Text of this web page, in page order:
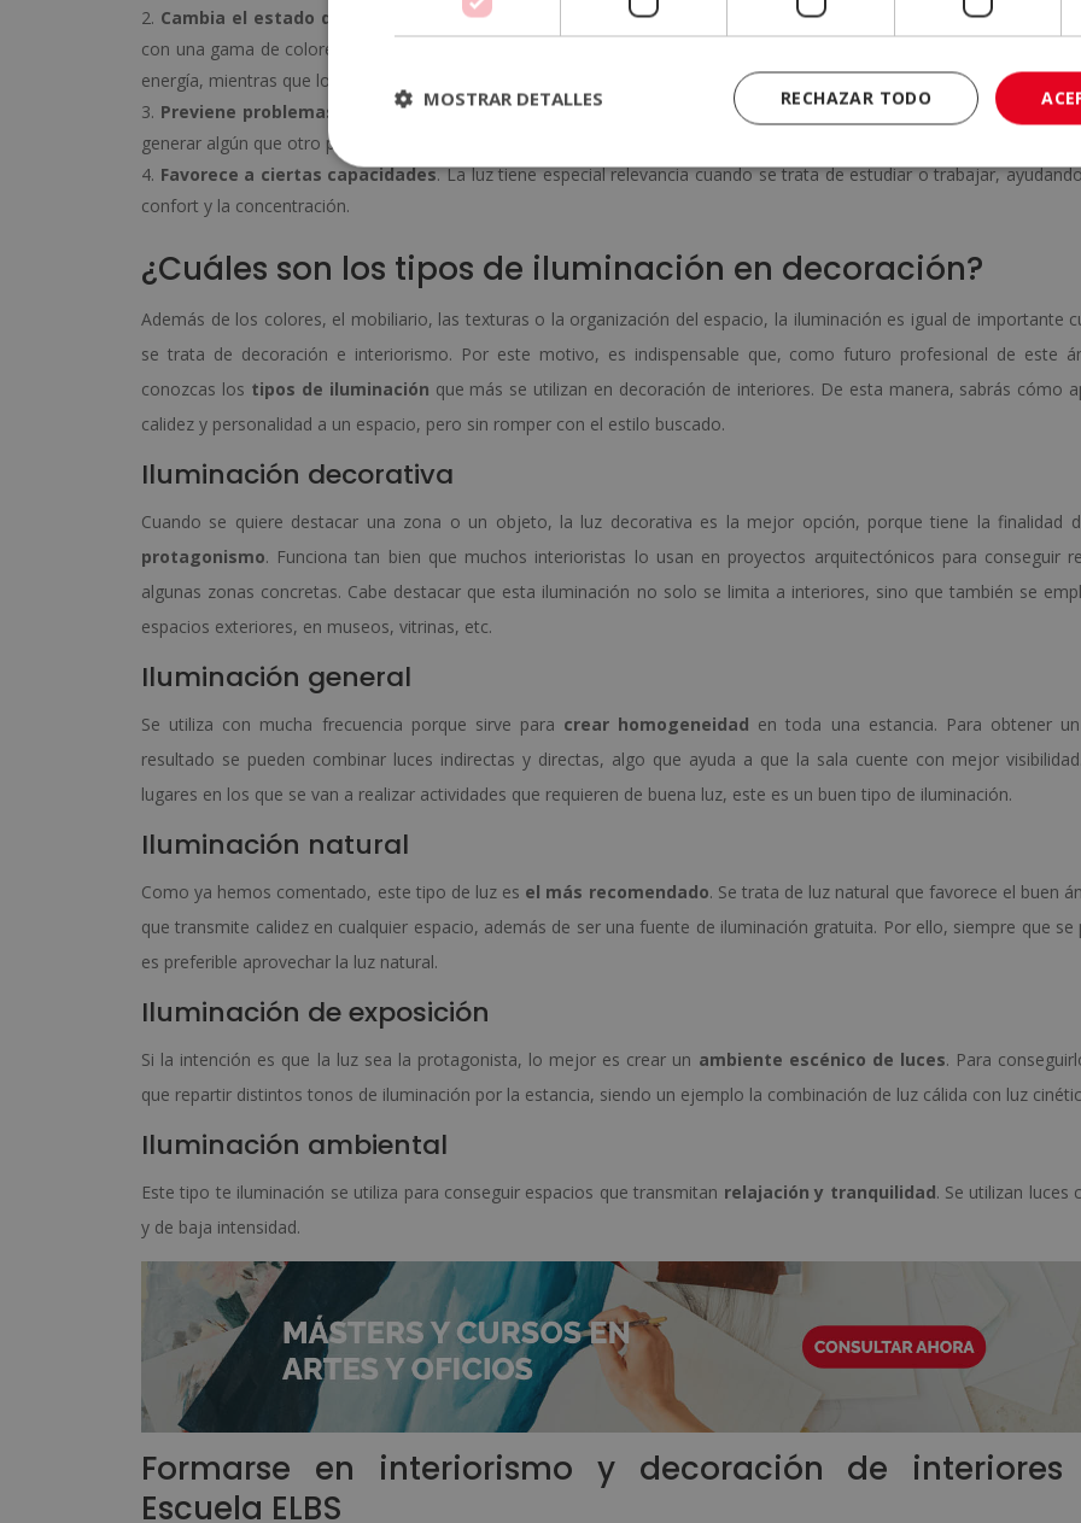
Cambia el estado de ánimo
. Al igual que algunos factores externos pueden moldear el estado de ánimo, la luz
con una gama de colores que influyen en el estado de ánimo de las personas. Los tonos más blancos e intensos
energía, mientras que los tonos amarillos favorecen la relajación y transmiten calidez.
Previene problemas ópticos. Una buena iluminación es clave para cuidar la vista, ya que forzarla continuamente
generar algún que otro problema ocular.
Favorece a ciertas capacidades. La luz tiene especial relevancia cuando se trata de estudiar o trabajar,
confort y la concentración.
¿Cuáles son los tipos de iluminación en decoración?
Además de los colores, el mobiliario, las texturas o la organización del espacio, la iluminación es igual de importante
se trata de decoración e interiorismo. Por este motivo, es indispensable que, como futuro profesional de este
conozcas los tipos de iluminación que más se utilizan en decoración de interiores. De esta manera, sabrás cómo
calidez y personalidad a un espacio, pero sin romper con el estilo buscado.
Iluminación decorativa
Cuando se quiere destacar una zona o un objeto, la luz decorativa es la mejor opción, porque tiene la finalidad
protagonismo. Funciona tan bien que muchos interioristas lo usan en proyectos arquitectónicos para conseguir
algunas zonas concretas. Cabe destacar que esta iluminación no solo se limita a interiores, sino que también se
espacios exteriores, en museos, vitrinas, etc.
Iluminación general
Se utiliza con mucha frecuencia porque sirve para crear homogeneidad en toda una estancia. Para obtener
resultado se pueden combinar luces indirectas y directas, algo que ayuda a que la sala cuente con mejor
lugares en los que se van a realizar actividades que requieren de buena luz, este es un buen tipo de iluminación.
Iluminación natural
Como ya hemos comentado, este tipo de luz es el más recomendado. Se trata de luz natural que favorece el buen
que transmite calidez en cualquier espacio, además de ser una fuente de iluminación gratuita. Por ello, siempre que se
es preferible aprovechar la luz natural.
Iluminación de exposición
Si la intención es que la luz sea la protagonista, lo mejor es crear un ambiente escénico de luces. Para
que repartir distintos tonos de iluminación por la estancia, siendo un ejemplo la combinación de luz cálida con luz
Iluminación ambiental
Este tipo te iluminación se utiliza para conseguir espacios que transmitan relajación y tranquilidad. Se utilizan luces
y de baja intensidad.
Formarse en interiorismo y decoración de interiores
Escuela ELBS
RECHAZAR TODO
MOSTRAR DETALLES